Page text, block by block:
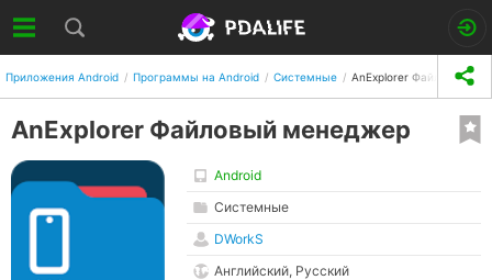
Приложения Android Программы на Android Системные AnExplorer Файловый
AnExplorer Файловый менеджер
Android
Системные
DWorkS
Английский, Русский